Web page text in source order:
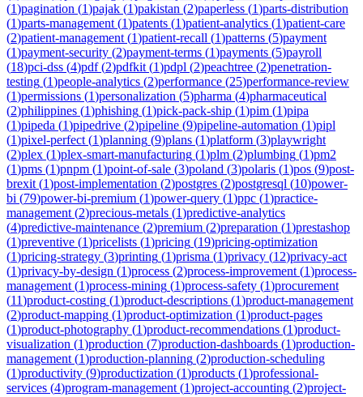
(1)pagination (1)pajak (1)pakistan (2)paperless (1)parts-distribution
(1)parts-management (1)patents (1)patient-analytics (1)patient-care
(2)patient-management (1)patient-recall (1)patterns (5)payment
(1)payment-security (2)payment-terms (1)payments (5)payroll
(18)pci-dss (4)pdf(2)pdfkit (1)pdpl (2)peachtree (2)penetration-
testing (1)people-analytics (2)performance (25)performance-review
(1)permissions (1)personalization (5)pharma (4)pharmaceutical
(2)philippines (1)phishing (1)pick-pack-ship (1)pim (1)pipa
(1)pipeda (1)pipedrive (2)pipeline (9)pipeline-automation (1)pipl
(1)pixel-perfect (1)planning (9)plans (1)platform (3)playwright
(2)plex (1)plex-smart-manufacturing (1)plm (2)plumbing (1)pm2
(1)pms (1)pnpm (1)point-of-sale (3)poland (3)polaris (1)pos (9)post-
brexit (1)post-implementation (2)postgres (2)postgresql (10)power-
bi (79)power-bi-premium (1)power-query (1)ppc (1)practice-
management (2)precious-metals (1)predictive-analytics
(4)predictive-maintenance (2)premium (2)preparation (1)prestashop
(1)preventive (1)pricelists (1)pricing (19)pricing-optimization
(1)pricing-strategy (3)printing (1)prisma (1)privacy (12)privacy-act
(1)privacy-by-design (1)process (2)process-improvement (1)process-
management (1)process-mining (1)process-safety (1)procurement
(11)product-costing (1)product-descriptions (1)product-management
(2)product-mapping (1)product-optimization (1)product-pages
(1)product-photography (1)product-recommendations (1)product-
visualization (1)production (7)production-dashboards (1)production-
management (1)production-planning (2)production-scheduling
(1)productivity (9)productization (1)products (1)professional-
services (4)program-management (1)project-accounting (2)project-